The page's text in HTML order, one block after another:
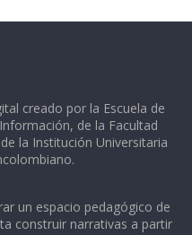
creado por la Escuela de
de la Facultad
la Institución Universitaria
un espacio pedagógico de
construir narrativas a partir